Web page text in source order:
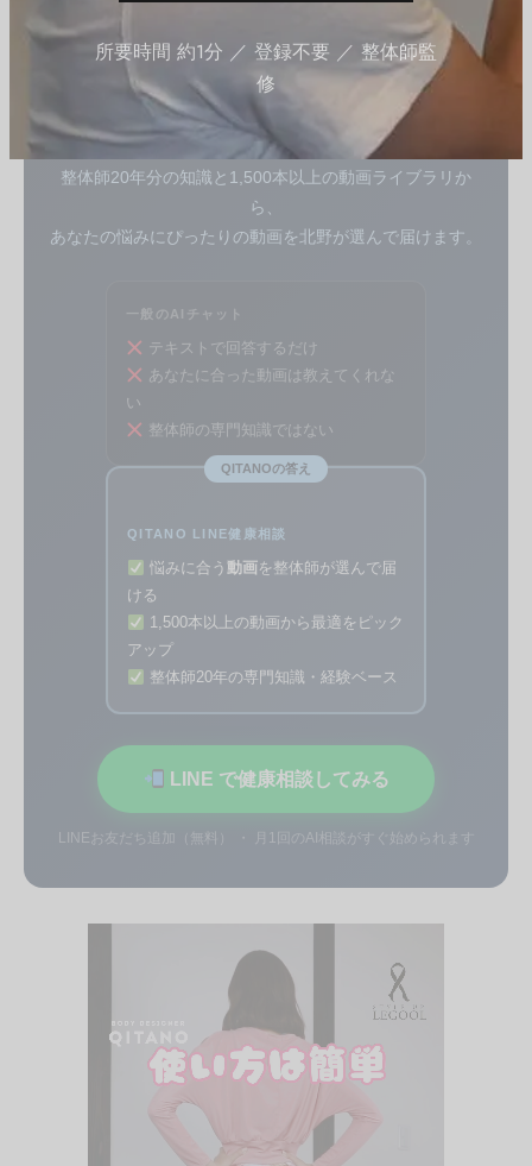
所要時間 約1分 ／ 登録不要 ／ 整体師監
修
LINE 健康相談 — 他のAIと、ここが違う
読んだあとは、
整体師のAIに相談してみましょう
テキストで答えるだけのAIとは違います。
整体師20年分の知識と1,500本以上の動画ライブラリか
ら、
あなたの悩みにぴったりの動画を北野が選んで届けます。
一般のAIチャット
テキストで回答するだけ
あなたに合った動画は教えてくれな
い
整体師の専門知識ではない
QITANOの答え
QITANO LINE健康相談
悩みに合う 動画を整体師が選んで届
ける
1,500本以上の動画から最適をピック
アップ
整体師20年の専門知識・経験ベース
LINE で健康相談してみる
LINEお友だち追加（無料） ・ 月1回のAI相談がすぐ始められます